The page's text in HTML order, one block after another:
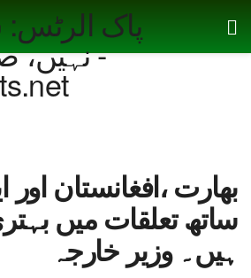
بھارت ،افغانستان اور
ساتھ تعلقات میں
ہیں۔ وزیر خارجہ